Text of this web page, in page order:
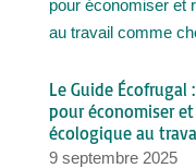
Le Guide
pour économiser
écologique au
9 septembre 2025